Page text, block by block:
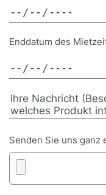
Enddatum des
Senden Sie uns ganz